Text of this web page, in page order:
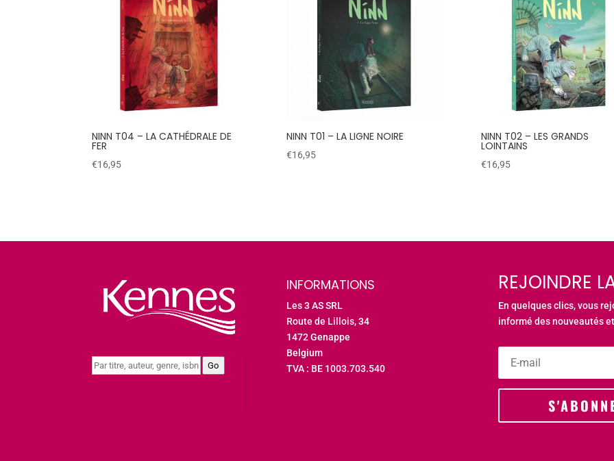
NINN T04 – LA CATHÉDRALE DE
FER
€16,95
NINN T01 – LA LIGNE NOIRE
€16,95
NINN T02 – LES GRANDS
LOINTAINS
€16,95
Go
INFORMATIONS
Les 3 AS SRL
Route de Lillois, 34
1472 Genappe
Belgium
TVA : BE 1003.703.540
REJOINDRE
En quelques clics, vous
informé des nouveautés